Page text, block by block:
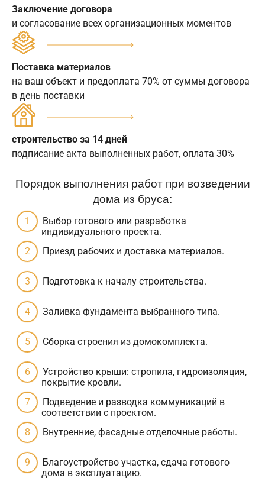
Заключение договора
и согласование всех организационных моментов
Поставка материалов
на ваш объект и предоплата 70% от суммы договора
в день поставки
строительство за 14 дней
подписание акта выполненных работ, оплата 30%
Порядок выполнения работ при возведении
дома из бруса:
Выбор готового или разработка
индивидуального проекта.
Приезд рабочих и доставка материалов.
Подготовка к началу строительства.
Заливка фундамента выбранного типа.
Сборка строения из домокомплекта.
Устройство крыши: стропила, гидроизоляция,
покрытие кровли.
Подведение и разводка коммуникаций в
соответствии с проектом.
Внутренние, фасадные отделочные работы.
Благоустройство участка, сдача готового
дома в эксплуатацию.